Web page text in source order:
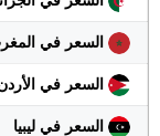
السعر في
السعر في
السعر في ليبيا